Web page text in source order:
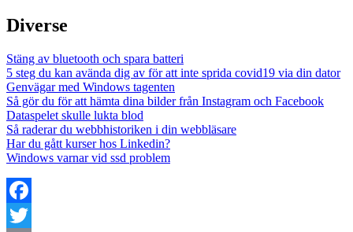
Diverse
Stäng av bluetooth och spara batteri
5 steg du kan avända dig av för att inte sprida covid19 via din dator
Genvägar med Windows tagenten
Så gör du för att hämta dina bilder från Instagram och Facebook
Dataspelet skulle lukta blod
Så raderar du webbhistoriken i din webbläsare
Har du gått kurser hos Linkedin?
Windows varnar vid ssd problem
Facebook